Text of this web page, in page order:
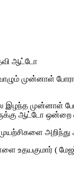
ஆட்டோ
முன்னாள்
இழந்த முன்னாள்
ஆட்டோ
உதயகுமார் (